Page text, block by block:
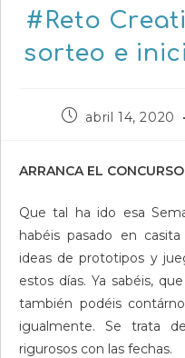
#Reto
sorteo e
Publicación
entrada:
abril 14, 2020
ARRANCA EL
Que tal ha ido esa
habéis pasado en
ideas de prototipos y
estos días. Ya sabéis,
también podéis
igualmente. Se trata
rigurosos con las fechas.